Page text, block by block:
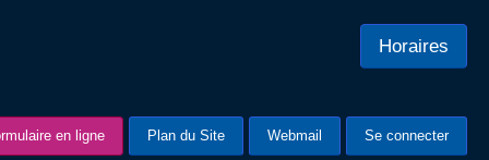
Horaires
en ligne Plan du Site Webmail Se connecter